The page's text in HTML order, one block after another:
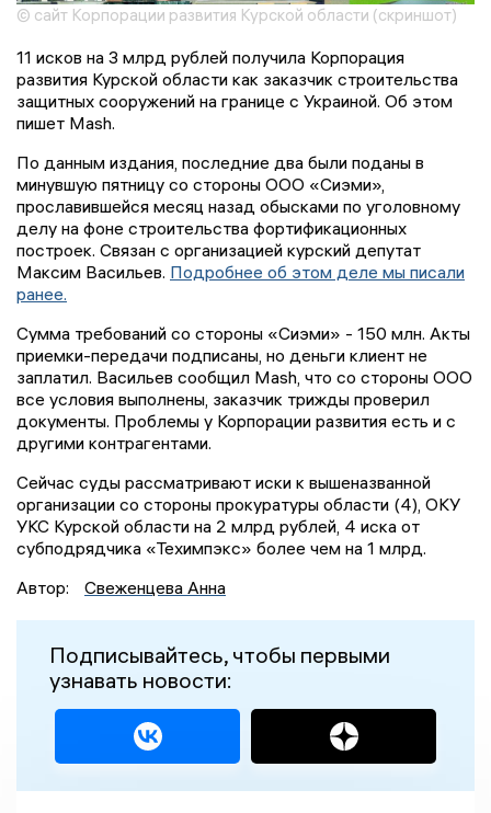
© сайт Корпорации развития Курской области (скриншот)
11 исков на 3 млрд рублей получила Корпорация
развития Курской области как заказчик строительства
защитных сооружений на границе с Украиной. Об этом
пишет Mash.
По данным издания, последние два были поданы в
минувшую пятницу со стороны ООО «Сиэми»,
прославившейся месяц назад обысками по уголовному
делу на фоне строительства фортификационных
построек. Связан с организацией курский депутат
Максим Васильев. Подробнее об этом деле мы писали
ранее.
Сумма требований со стороны «Сиэми» - 150 млн. Акты
приемки-передачи подписаны, но деньги клиент не
заплатил. Васильев сообщил Mash, что со стороны ООО
все условия выполнены, заказчик трижды проверил
документы. Проблемы у Корпорации развития есть и с
другими контрагентами.
Сейчас суды рассматривают иски к вышеназванной
организации со стороны прокуратуры области (4), ОКУ
УКС Курской области на 2 млрд рублей, 4 иска от
субподрядчика «Техимпэкс» более чем на 1 млрд.
Автор:
Свеженцева Анна
Подписывайтесь, чтобы первыми
узнавать новости: